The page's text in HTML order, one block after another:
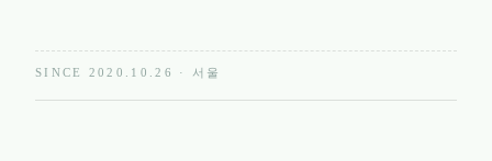
SINCE 2020.10.26 · 서울